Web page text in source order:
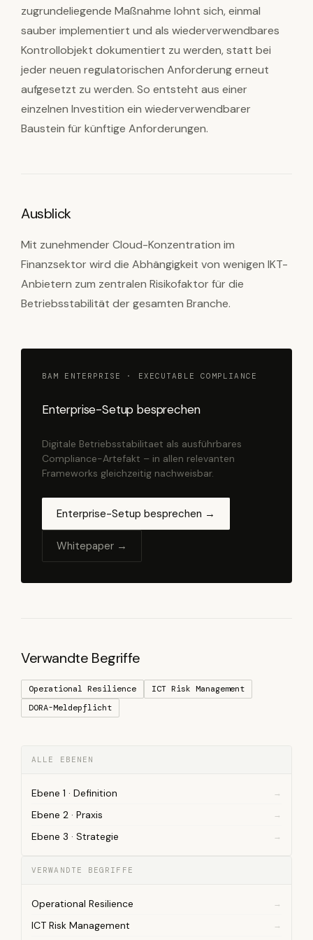
zugrundeliegende Maßnahme lohnt sich, einmal
sauber implementiert und als wiederverwendbares
Kontrollobjekt dokumentiert zu werden, statt bei
jeder neuen regulatorischen Anforderung erneut
aufgesetzt zu werden. So entsteht aus einer
einzelnen Investition ein wiederverwendbarer
Baustein für künftige Anforderungen.
Ausblick
Mit zunehmender Cloud-Konzentration im
Finanzsektor wird die Abhängigkeit von wenigen IKT-
Anbietern zum zentralen Risikofaktor für die
Betriebsstabilität der gesamten Branche.
BAM ENTERPRISE · EXECUTABLE COMPLIANCE
Enterprise-Setup besprechen
Digitale Betriebsstabilitaet als ausführbares
Compliance-Artefakt – in allen relevanten
Frameworks gleichzeitig nachweisbar.
Enterprise-Setup besprechen →
Whitepaper →
Verwandte Begriffe
Operational Resilience
ICT Risk Management
DORA-Meldepflicht
ALLE EBENEN
Ebene 1 · Definition
Ebene 2 · Praxis
Ebene 3 · Strategie
VERWANDTE BEGRIFFE
Operational Resilience
ICT Risk Management